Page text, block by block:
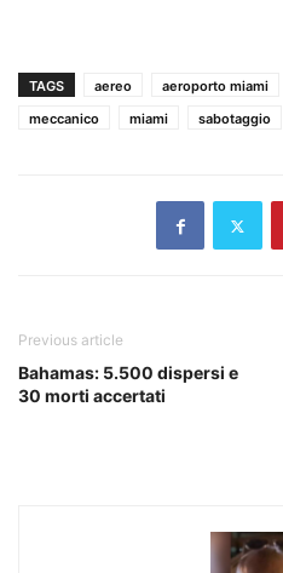
TAGS aereo aeroporto miami
meccanico
miami sabotaggio
Previous article
Bahamas: 5.500 dispersi e
30 morti accertati